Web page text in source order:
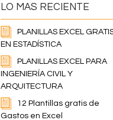
LO MAS RECIENTE
PLANILLAS EXCEL
EN ESTADÍSTICA
PLANILLAS EXCEL PARA
INGENIERÍA CIVIL Y
ARQUITECTURA
12 Plantillas gratis de
Gastos en Excel